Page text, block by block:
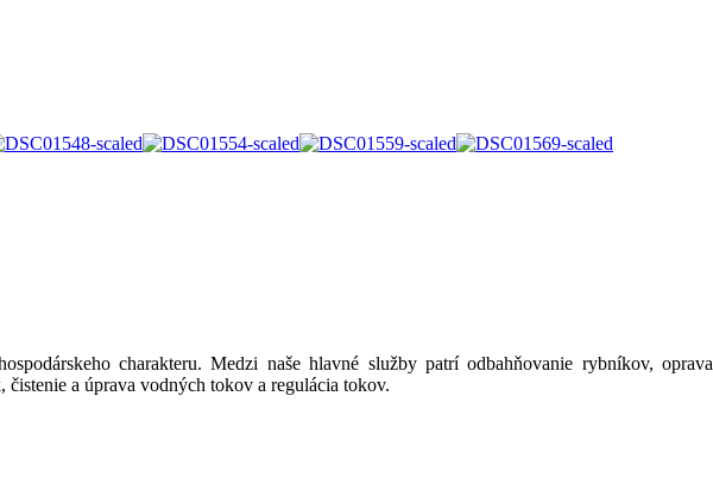
charakteru. Medzi naše hlavné služby patrí odbahňovanie rybníkov, oprava
a úprava vodných tokov a regulácia tokov.